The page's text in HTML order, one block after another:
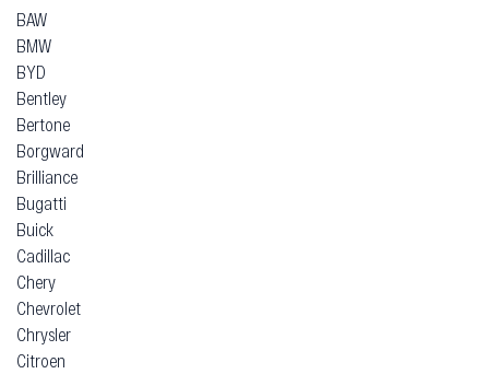
BAW
BMW
BYD
Bentley
Bertone
Borgward
Brilliance
Bugatti
Buick
Cadillac
Chery
Chevrolet
Chrysler
Citroen